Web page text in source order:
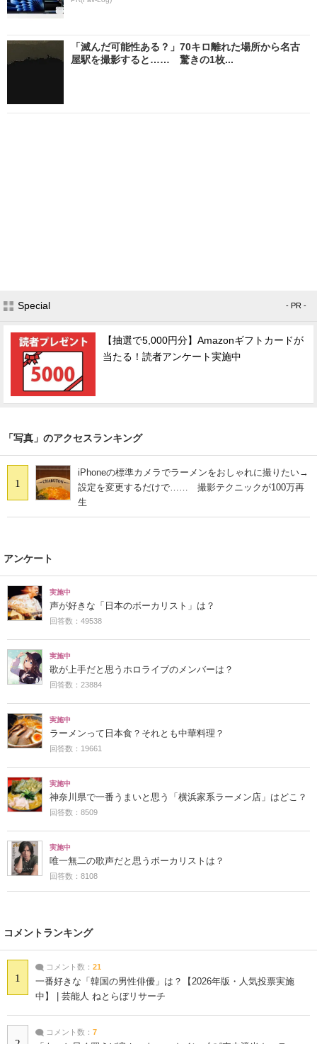
「滅んだ可能性ある？」70キロ離れた場所から名古
屋駅を撮影すると…… 驚きの1枚...
Special - PR -
【抽選で5,000円分】Amazonギフトカードが
当たる！読者アンケート実施中
「写真」のアクセスランキング
1
iPhoneの標準カメラでラーメンをおしゃれに撮りたい→
設定を変更するだけで…… 撮影テクニックが100万再
生
アンケート
実施中
声が好きな「日本のボーカリスト」は？
回答数：49538
実施中
歌が上手だと思うホロライブのメンバーは？
回答数：23884
実施中
ラーメンって日本食？それとも中華料理？
回答数：19661
実施中
神奈川県で一番うまいと思う「横浜家系ラーメン店」はどこ？
回答数：8509
実施中
唯一無二の歌声だと思うボーカリストは？
回答数：8108
コメントランキング
1
コメント数： 21
一番好きな「韓国の男性俳優」は？【2026年版・人気投票実施
中】 | 芸能人 ねとらぼリサーチ
コメント数： 7